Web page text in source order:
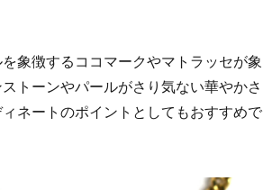
象徴するココマークやマトラッセが象
トーンやパールがさり気ない華やかさ
ネートのポイントとしてもおすすめで